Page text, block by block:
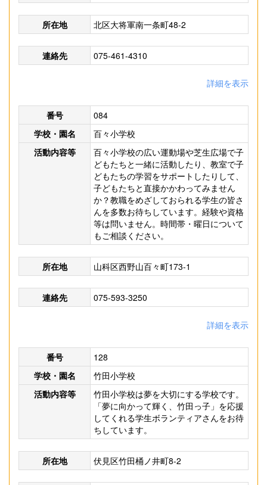
所在地 北区大将軍南一条町48-2
連絡先 075-461-4310
詳細を表示
番号
084
学校・園名
百々小学校
活動内容等
百々小学校の広い運動場や芝生広場で子
どもたちと一緒に活動したり、教室で子
どもたちの学習をサポートしたりして、
子どもたちと直接かかわってみません
か？教職をめざしておられる学生の皆さ
んを多数お待ちしています。経験や資格
等は問いません。時間帯・曜日について
もご相談ください。
所在地 山科区西野山百々町173-1
連絡先 075-593-3250
詳細を表示
番号
128
学校・園名
竹田小学校
活動内容等
竹田小学校は夢を大切にする学校です。
「夢に向かって輝く、竹田っ子」を応援
してくれる学生ボランティアさんをお待
ちしています。
所在地 伏見区竹田桶ノ井町8-2